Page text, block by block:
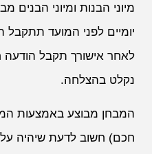
מיוני הבנות ומיוני הבנים
יומיים לפני המועד תתקבל
לאחר אישורך תקבל הודעה
נקלט בהצלחה.
המבחן מבוצע באמצעות
חכם) חשוב לדעת שיהיה